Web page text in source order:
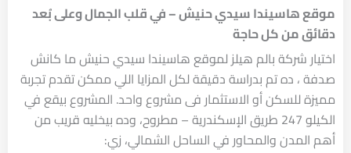
موقع هاسيندا سيدي حنيش – في قلب الجمال وعلى بُعد
دقائق من كل حاجة
اختيار شركة بالم هيلز لموقع هاسيندا سيدي حنيش ما كانش
صدفة ، ده تم بدراسة دقيقة لكل المزايا اللي ممكن تقدم تجربة
مميزة للسكن أو الاستثمار فى مشروع واحد. المشروع بيقع في
الكيلو 247 طريق الإسكندرية – مطروح، وده بيخليه قريب من
أهم المدن والمحاور في الساحل الشمالي، زي: